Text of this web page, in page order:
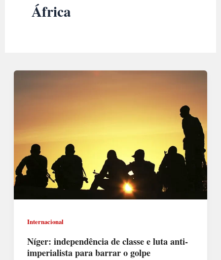
África
Internacional
Níger: independência de classe e luta anti-
imperialista para barrar o golpe